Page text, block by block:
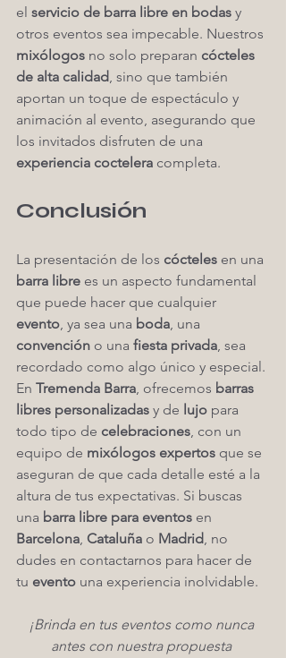
el servicio de barra libre en bodas y
otros eventos sea impecable. Nuestros
mixólogos no solo preparan cócteles
de alta calidad, sino que también
aportan un toque de espectáculo y
animación al evento, asegurando que
los invitados disfruten de una
experiencia coctelera completa.
Conclusión
La presentación de los cócteles en una
barra libre es un aspecto fundamental
que puede hacer que cualquier
evento, ya sea una boda, una
convención o una fiesta privada, sea
recordado como algo único y especial.
En Tremenda Barra, ofrecemos barras
libres personalizadas y de lujo para
todo tipo de celebraciones, con un
equipo de mixólogos expertos que se
aseguran de que cada detalle esté a la
altura de tus expectativas. Si buscas
una barra libre para eventos en
Barcelona, Cataluña o Madrid, no
dudes en contactarnos para hacer de
tu evento una experiencia inolvidable.
¡Brinda en tus eventos como nunca
antes con nuestra propuesta